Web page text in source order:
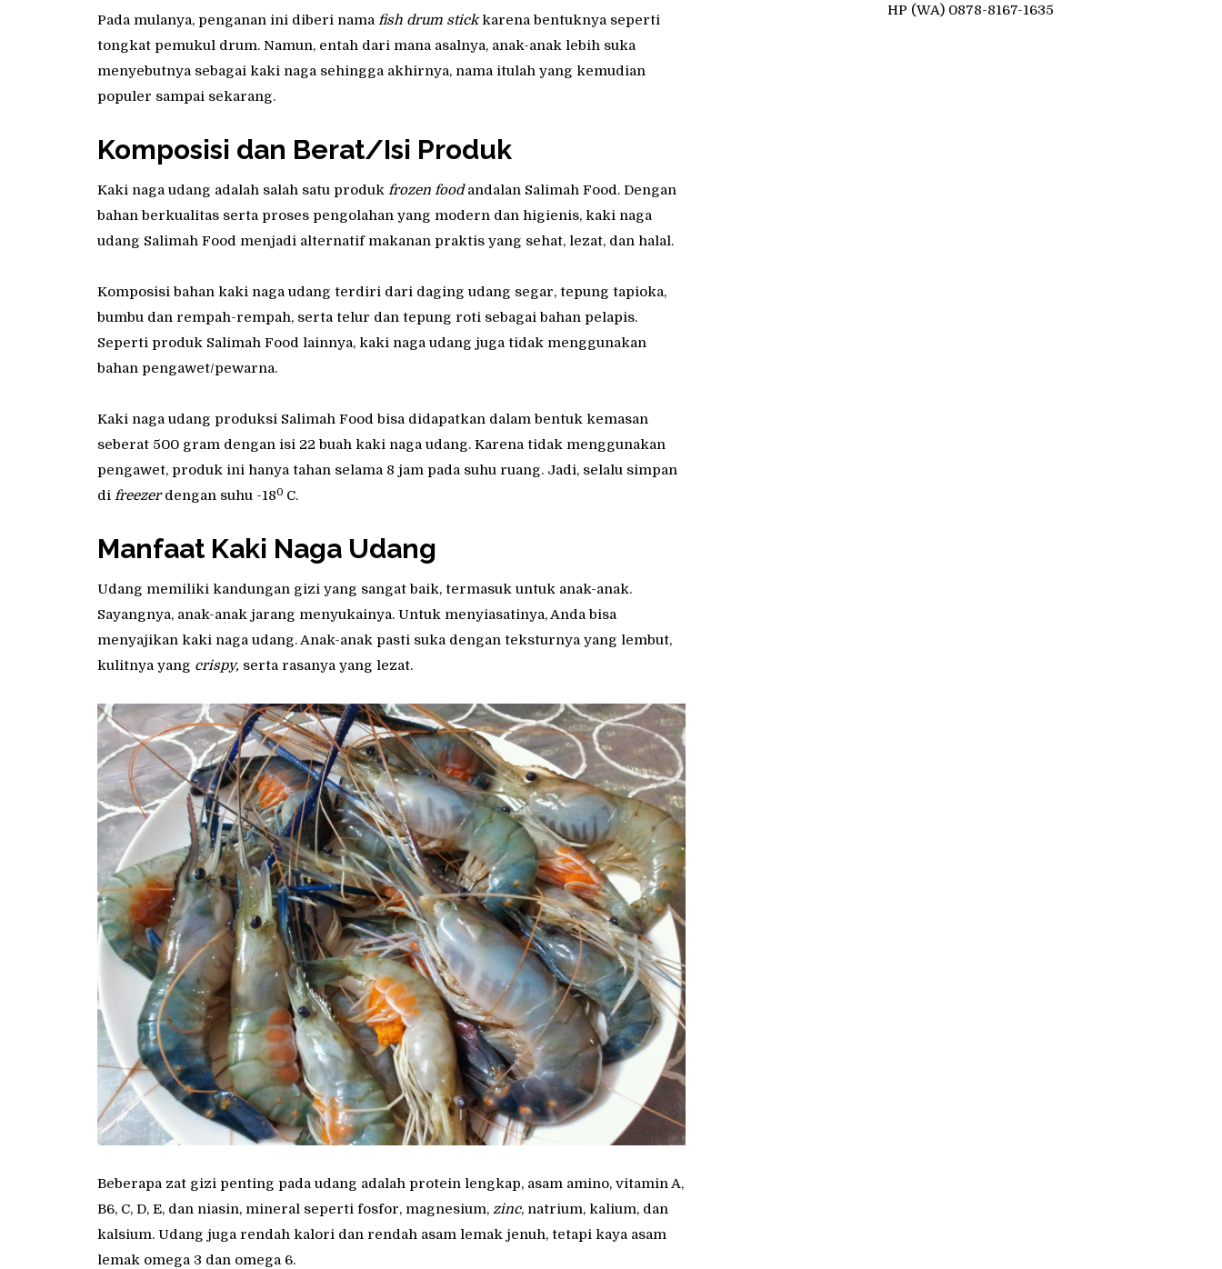
Pada mulanya, penganan ini diberi nama fish drum stickkarena bentuknya seperti
tongkat pemukul drum. Namun, entah dari mana asalnya, anak-anak lebih suka
menyebutnya sebagai kaki naga sehingga akhirnya, nama itulah yang kemudian
populer sampai sekarang.
Komposisi dan Berat/Isi Produk
Kaki naga udang adalah salah satu produk frozen foodandalan Salimah Food. Dengan
bahan berkualitas serta proses pengolahan yang modern dan higienis, kaki naga
udang Salimah Food menjadi alternatif makanan praktis yang sehat, lezat, dan halal.
Komposisi bahan kaki naga udang terdiri dari daging udang segar, tepung tapioka,
bumbu dan rempah-rempah, serta telur dan tepung roti sebagai bahan pelapis.
Seperti produk Salimah Food lainnya, kaki naga udang juga tidak menggunakan
bahan pengawet/pewarna.
Kaki naga udang produksi Salimah Food bisa didapatkan dalam bentuk kemasan
seberat 500 gram dengan isi 22 buah kaki naga udang. Karena tidak menggunakan
pengawet, produk ini hanya tahan selama 8 jam pada suhu ruang. Jadi, selalu simpan
di freezerdengan suhu -180 C.
Manfaat Kaki Naga Udang
Udang memiliki kandungan gizi yang sangat baik, termasuk untuk anak-anak.
Sayangnya, anak-anak jarang menyukainya. Untuk menyiasatinya, Anda bisa
menyajikan kaki naga udang. Anak-anak pasti suka dengan teksturnya yang lembut,
kulitnya yang crispy, serta rasanya yang lezat.
Beberapa zat gizi penting pada udang adalah protein lengkap, asam amino, vitamin A,
B6, C, D, E, dan niasin, mineral seperti fosfor, magnesium, zinc, natrium, kalium, dan
kalsium. Udang juga rendah kalori dan rendah asam lemak jenuh, tetapi kaya asam
lemak omega 3 dan omega 6.
HP (WA) 0878-8167-1635